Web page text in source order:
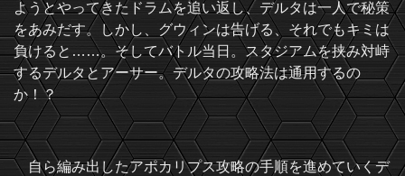
ようとやってきたドラムを追い返し、デルタは一人で秘策
をあみだす。しかし、グウィンは告げる、それでもキミは
負けると……。そしてバトル当日。スタジアムを挟み対峙
するデルタとアーサー。デルタの攻略法は通用するの
か！？
自ら編み出したアポカリプス攻略の手順を進めていくデ